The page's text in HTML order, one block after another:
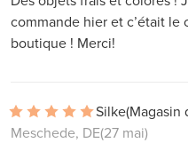
commande hier et c’était
boutique ! Merci!
Silke(Magasin
Meschede, DE(27 mai)